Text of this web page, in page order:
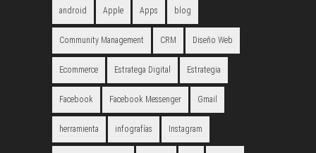
android Apple Apps blog
Community Management CRM Diseño Web
Ecommerce Estratega Digital Estrategia
Facebook Facebook Messenger Gmail
herramienta infografías Instagram